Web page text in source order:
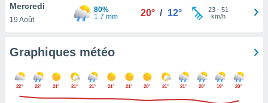
sur le
et que
ne
Mercredi
19 Août
80%
1.7 mm
20° / 12° 23- 51
km/h
Graphiques météo
22° 22° 21° 21° 21° 21° 21° 20° 21° 21° 20° 19° 20°